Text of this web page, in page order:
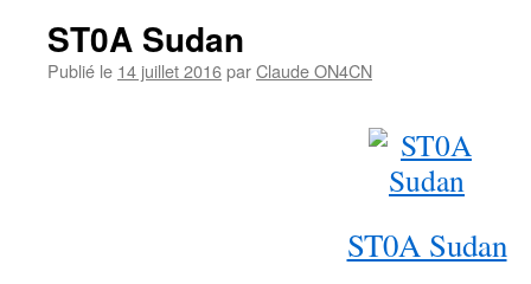
ST0A Sudan
Publié le 14 juillet 2016parClaude ON4CN
ST0A Sudan